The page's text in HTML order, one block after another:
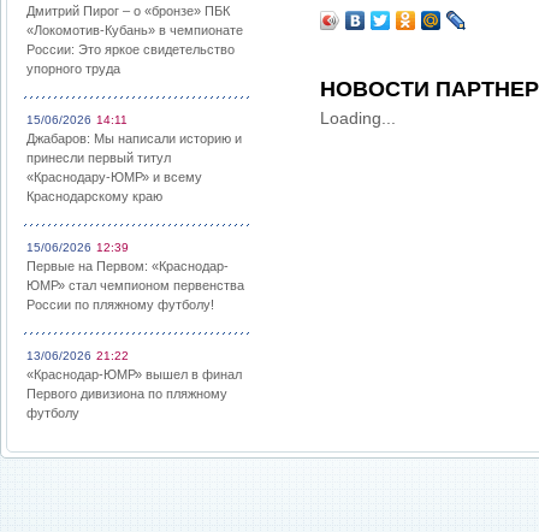
Дмитрий Пирог – о «бронзе» ПБК
«Локомотив-Кубань» в чемпионате
России: Это яркое свидетельство
упорного труда
15/06/2026 14:11
Джабаров: Мы написали историю и
принесли первый титул
«Краснодару-ЮМР» и всему
Краснодарскому краю
15/06/2026 12:39
Первые на Первом: «Краснодар-
ЮМР» стал чемпионом первенства
России по пляжному футболу!
13/06/2026 21:22
«Краснодар-ЮМР» вышел в финал
Первого дивизиона по пляжному
футболу
НОВОСТИ
Loading...